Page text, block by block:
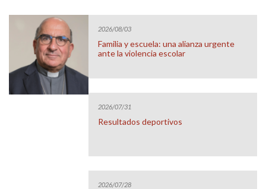
2026/08/03
Familia y escuela: una alianza urgente
ante la violencia escolar
2026/07/31
Resultados deportivos
2026/07/28